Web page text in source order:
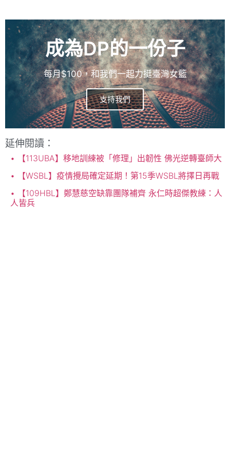
成為DP的一份子
每月$100，和我們一起力挺臺灣女籃
支持我們
延伸閱讀：
【113UBA】移地訓練被「修理」出韌性 佛光逆轉臺師大
【WSBL】疫情攪局確定延期！第15季WSBL將擇日再戰
【109HBL】鄭慧慈空缺靠團隊補齊 永仁時超傑教練：人
人皆兵